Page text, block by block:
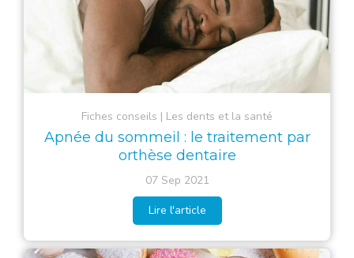
Fiches conseils Les dents et la santé
Apnée du sommeil : le traitement par
orthèse dentaire
07 Sep 2021
Lire l'article